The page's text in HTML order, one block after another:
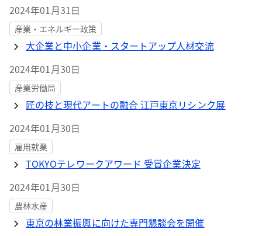
2024年01月31日
産業・エネルギー政策
大企業と中小企業・スタートアップ人材交流
2024年01月30日
産業労働局
匠の技と現代アートの融合 江戸東京リシンク展
2024年01月30日
雇用就業
TOKYOテレワークアワード 受賞企業決定
2024年01月30日
農林水産
東京の林業振興に向けた専門懇談会を開催